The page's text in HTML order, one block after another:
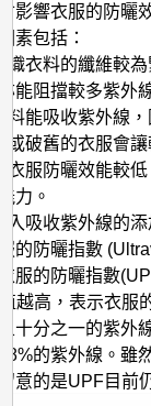
影響衣服的防曬
素包括：
織衣料的纖維較
能阻擋較多紫外
料能吸收紫外線
或破舊的衣服會
衣服防曬效能較
力。
入吸收紫外線的
的防曬指數
服的防曬指數
越高，表示衣服
十分之一的紫外
的紫外線。雖
意的是UPF目前